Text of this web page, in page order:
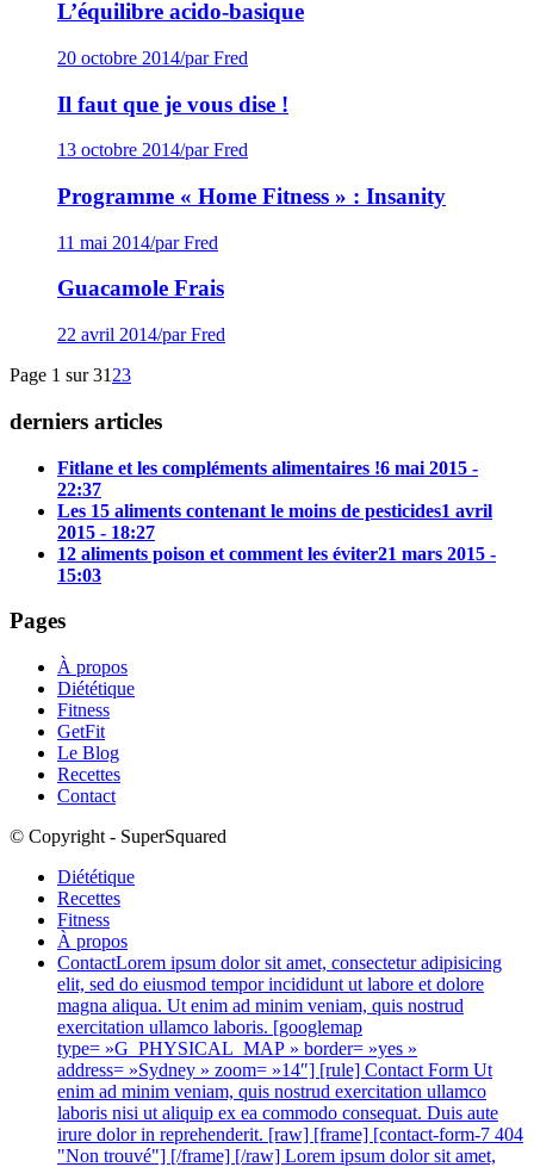
L’équilibre acido-basique
20 octobre 2014/par Fred
Il faut que je vous dise !
13 octobre 2014/par Fred
Programme « Home Fitness » : Insanity
11 mai 2014/par Fred
Guacamole Frais
22 avril 2014/par Fred
Page 1 sur 31 23
derniers articles
Fitlane et les compléments alimentaires !6 mai 2015 -
22:37
Les 15 aliments contenant le moins de pesticides1 avril
2015 - 18:27
12 aliments poison et comment les éviter21 mars 2015 -
15:03
Pages
À propos
Diététique
Fitness
GetFit
Le Blog
Recettes
Contact
© Copyright - SuperSquared
Diététique
Recettes
Fitness
À propos
ContactLorem ipsum dolor sit amet, consectetur adipisicing
elit, sed do eiusmod tempor incididunt ut labore et dolore
magna aliqua. Ut enim ad minim veniam, quis nostrud
exercitation ullamco laboris. [googlemap
type= »G_PHYSICAL_MAP » border= »yes »
address= »Sydney » zoom= »14″] [rule] Contact Form Ut
enim ad minim veniam, quis nostrud exercitation ullamco
laboris nisi ut aliquip ex ea commodo consequat. Duis aute
irure dolor in reprehenderit. [raw] [frame] [contact-form-7 404
"Non trouvé"] [/frame] [/raw] Lorem ipsum dolor sit amet,